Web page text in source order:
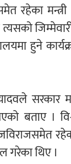
रहेका
हुने
सरकार
बताए ।
गरेका थिए ।